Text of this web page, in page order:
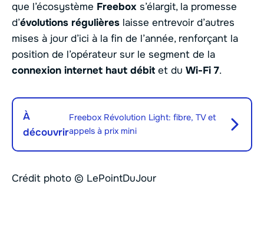
que l’écosystème Freebox s’élargit, la promesse
d’évolutions régulières laisse entrevoir d’autres
mises à jour d’ici à la fin de l’année, renforçant la
position de l’opérateur sur le segment de la
connexion internet haut débit et du Wi-Fi 7.
À
découvrir
Freebox Révolution Light: fibre, TV et
appels à prix mini
Crédit photo © LePointDuJour